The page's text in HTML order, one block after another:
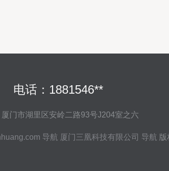
电话：1881546**
门市湖里区安岭二路93号J204室之六
导航 厦门三凰科技有限公司 导航